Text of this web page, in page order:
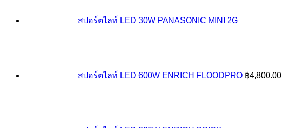
สปอร์ตไลท์ LED 30W PANASONIC MINI 2G
สปอร์ตไลท์ LED 600W ENRICH FLOODPRO ฿4,800.00